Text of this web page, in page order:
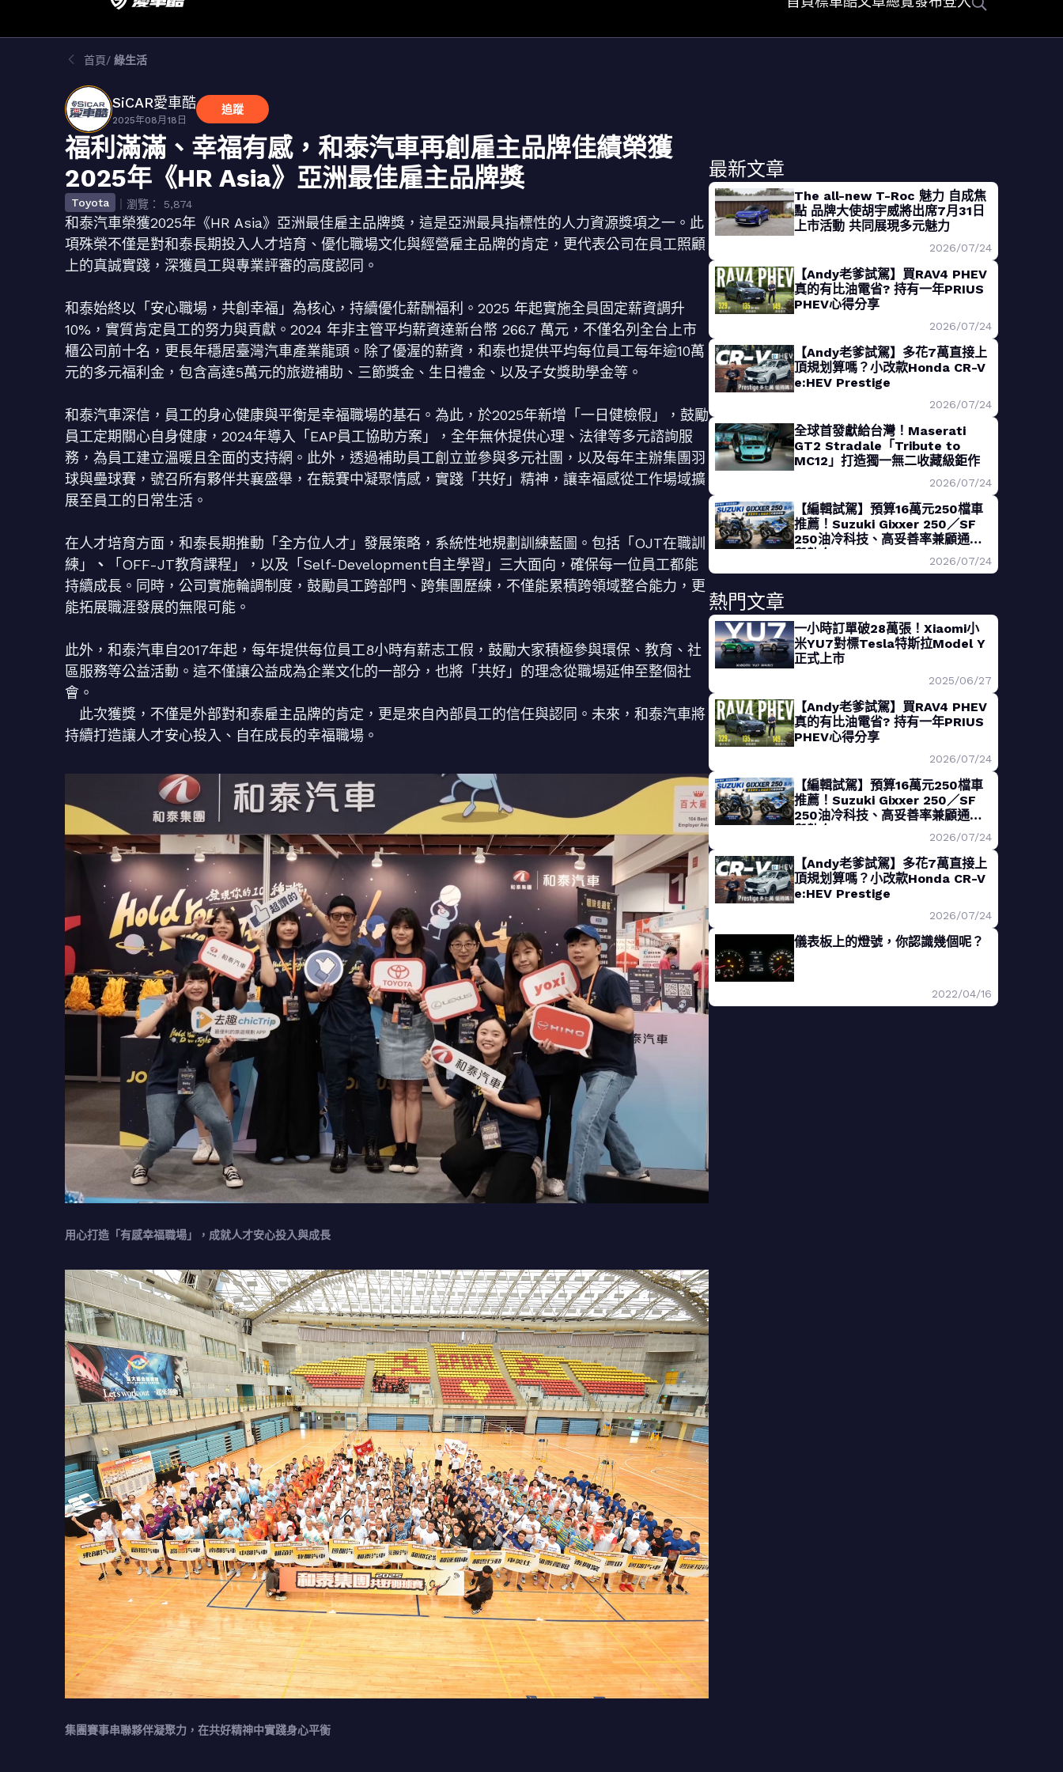
首頁 綠生活
SiCAR愛車酷
2025年08月18日
追蹤
福利滿滿、幸福有感，和泰汽車再創雇主品牌佳績榮獲
2025年《HR Asia》亞洲最佳雇主品牌獎
Toyota ｜瀏覽： 5,874
和泰汽車榮獲2025年《HR Asia》亞洲最佳雇主品牌獎，這是亞洲最具指標性的人力資源獎項之一。此
項殊榮不僅是對和泰長期投入人才培育、優化職場文化與經營雇主品牌的肯定，更代表公司在員工照顧
上的真誠實踐，深獲員工與專業評審的高度認同。
和泰始終以「安心職場，共創幸福」為核心，持續優化薪酬福利。2025 年起實施全員固定薪資調升
10%，實質肯定員工的努力與貢獻。2024 年非主管平均薪資達新台幣 266.7 萬元，不僅名列全台上市
櫃公司前十名，更長年穩居臺灣汽車產業龍頭。除了優渥的薪資，和泰也提供平均每位員工每年逾10萬
元的多元福利金，包含高達5萬元的旅遊補助、三節獎金、生日禮金、以及子女獎助學金等。
和泰汽車深信，員工的身心健康與平衡是幸福職場的基石。為此，於2025年新增「一日健檢假」，鼓勵
員工定期關心自身健康，2024年導入「EAP員工協助方案」，全年無休提供心理、法律等多元諮詢服
務，為員工建立溫暖且全面的支持網。此外，透過補助員工創立並參與多元社團，以及每年主辦集團羽
球與壘球賽，號召所有夥伴共襄盛舉，在競賽中凝聚情感，實踐「共好」精神，讓幸福感從工作場域擴
展至員工的日常生活。
在人才培育方面，和泰長期推動「全方位人才」發展策略，系統性地規劃訓練藍圖。包括「OJT在職訓
練」
、
「OFF-JT教育課程」，以及「Self-Development自主學習」三大面向，確保每一位員工都能
持續成長。同時，公司實施輪調制度，鼓勵員工跨部門、跨集團歷練，不僅能累積跨領域整合能力，更
能拓展職涯發展的無限可能。
此外，和泰汽車自2017年起，每年提供每位員工8小時有薪志工假，鼓勵大家積極參與環保、教育、社
區服務等公益活動。這不僅讓公益成為企業文化的一部分，也將「共好」的理念從職場延伸至整個社
會。
此次獲獎，不僅是外部對和泰雇主品牌的肯定，更是來自內部員工的信任與認同。未來，和泰汽車將
持續打造讓人才安心投入、自在成長的幸福職場。
用心打造「有感幸福職場」，成就人才安心投入與成長
集團賽事串聯夥伴凝聚力，在共好精神中實踐身心平衡
最新文章
The all-new T-Roc 魅力 自成焦
點 品牌大使胡宇威將出席7月31日
上市活動 共同展現多元魅力
2026/07/24
【Andy老爹試駕】買RAV4 PHEV
真的有比油電省? 持有一年PRIUS
PHEV心得分享
2026/07/24
【Andy老爹試駕】多花7萬直接上
頂規划算嗎？小改款Honda CR-V
e:HEV Prestige
2026/07/24
全球首發獻給台灣！Maserati
GT2 Stradale「Tribute to
MC12」打造獨一無二收藏級鉅作
2026/07/24
【編輯試駕】預算16萬元250檔車
推薦！Suzuki Gixxer 250／SF
250油冷科技、高妥善率兼顧通勤
與熱血
2026/07/24
熱門文章
一小時訂單破28萬張！Xiaomi小
米YU7對標Tesla特斯拉Model Y
正式上市
2025/06/27
【Andy老爹試駕】買RAV4 PHEV
真的有比油電省? 持有一年PRIUS
PHEV心得分享
2026/07/24
【編輯試駕】預算16萬元250檔車
推薦！Suzuki Gixxer 250／SF
250油冷科技、高妥善率兼顧通勤
與熱血
2026/07/24
【Andy老爹試駕】多花7萬直接上
頂規划算嗎？小改款Honda CR-V
e:HEV Prestige
2026/07/24
儀表板上的燈號，你認識幾個呢？
2022/04/16